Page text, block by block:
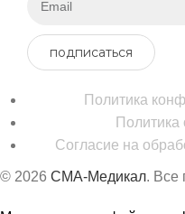
подписаться
Политика
Политика
Согласие на
© 2026 СМА-Медикал. Все